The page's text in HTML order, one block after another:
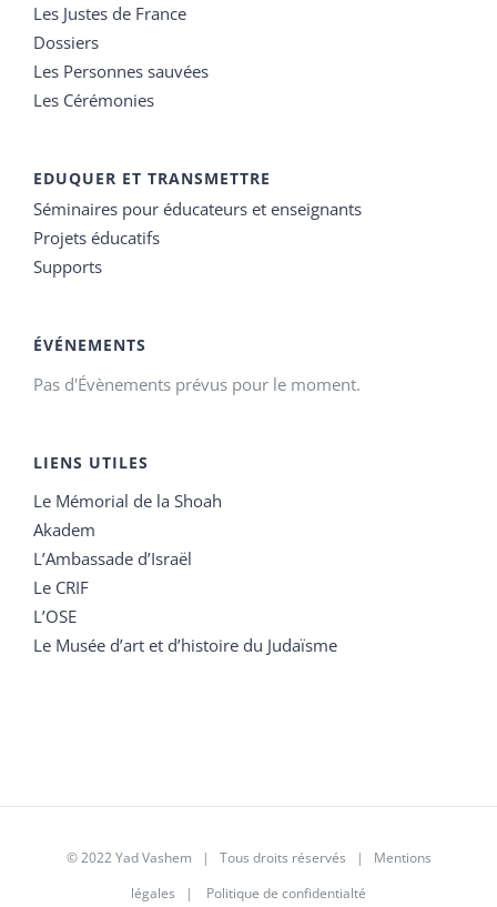
Les Justes de France
Dossiers
Les Personnes sauvées
Les Cérémonies
EDUQUER ET TRANSMETTRE
Séminaires pour éducateurs et enseignants
Projets éducatifs
Supports
ÉVÉNEMENTS
Pas d'Évènements prévus pour le moment.
LIENS UTILES
Le Mémorial de la Shoah
Akadem
L’Ambassade d’Israël
Le CRIF
L’OSE
Le Musée d’art et d’histoire du Judaïsme
© 2022 Yad Vashem | Tous droits réservés | Mentions
légales | Politique de confidentialté